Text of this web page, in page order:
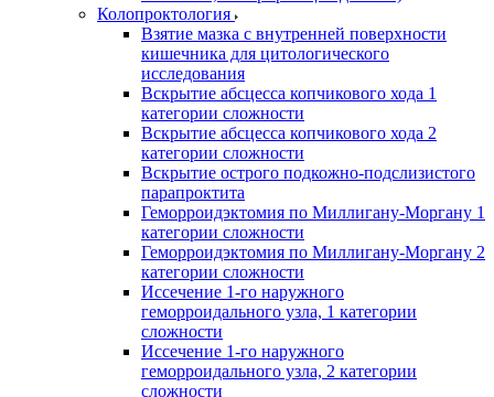
Колопроктология
Взятие мазка с внутренней поверхности
кишечника для цитологического
исследования
Вскрытие абсцесса копчикового хода 1
категории сложности
Вскрытие абсцесса копчикового хода 2
категории сложности
Вскрытие острого подкожно-подслизистого
парапроктита
Геморроидэктомия по Миллигану-Моргану 1
категории сложности
Геморроидэктомия по Миллигану-Моргану 2
категории сложности
Иссечение 1-го наружного
геморроидального узла, 1 категории
сложности
Иссечение 1-го наружного
геморроидального узла, 2 категории
сложности